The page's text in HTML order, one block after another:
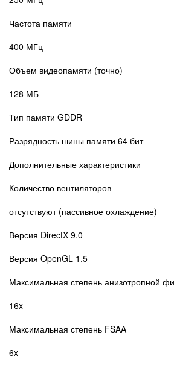
Частота памяти
400 МГц
Объем видеопамяти (точно)
128 МБ
Тип памяти GDDR
Разрядность шины памяти 64 бит
Дополнительные характеристики
Количество вентиляторов
отсутствуют (пассивное охлаждение)
Версия DirectX 9.0
Версия OpenGL 1.5
Максимальная степень анизотропной
16x
Максимальная степень FSAA
6x